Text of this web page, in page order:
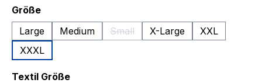
Größeauswählen
Large
Medium Small
(Diese Option ist zurzeit nicht
X-Large
XXL
XXXL
Textil Größeauswählen